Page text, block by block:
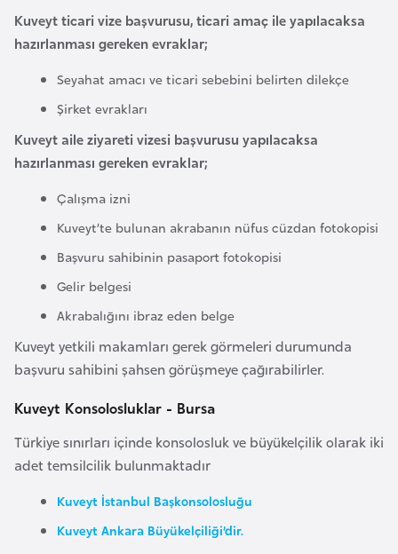
Kuveyt ticari vize başvurusu, ticari amaç ile yapılacaksa
hazırlanması gereken evraklar;
Seyahat amacı ve ticari sebebini belirten dilekçe
Şirket evrakları
Kuveyt aile ziyareti vizesi başvurusu yapılacaksa
hazırlanması gereken evraklar;
Çalışma izni
Kuveyt’te bulunan akrabanın nüfus cüzdan fotokopisi
Başvuru sahibinin pasaport fotokopisi
Gelir belgesi
Akrabalığını ibraz eden belge
Kuveyt yetkili makamları gerek görmeleri durumunda
başvuru sahibini şahsen görüşmeye çağırabilirler.
Kuveyt Konsolosluklar - Bursa
Türkiye sınırları içinde konsolosluk ve büyükelçilik olarak iki
adet temsilcilik bulunmaktadır
Kuveyt İstanbul Başkonsolosluğu
Kuveyt Ankara Büyükelçiliği’dir.
i
n
s
o
e
k
u
m
h